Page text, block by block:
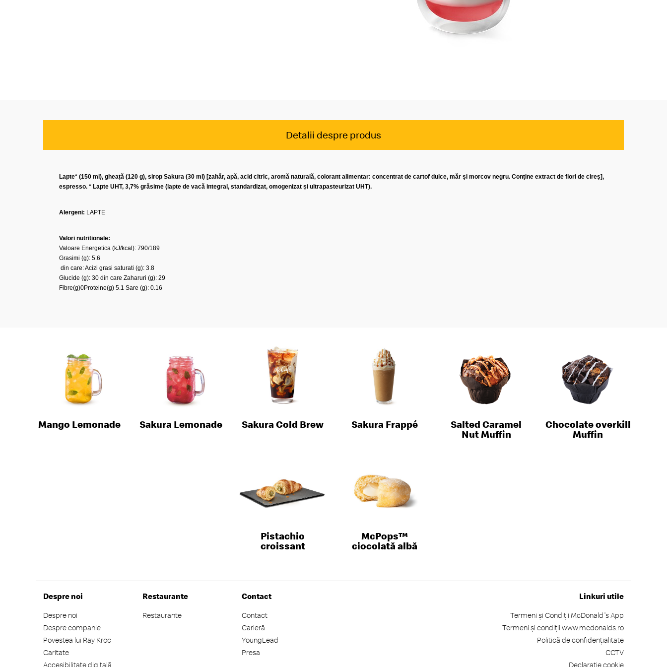
Detalii despre produs
Lapte* (150 ml), gheață (120 g), sirop Sakura (30 ml) [zahăr, apă, acid citric, aromă naturală, colorant alimentar: concentrat de cartof dulce, măr și morcov negru. Conține extract de flori de cireș],
espresso. * Lapte UHT, 3,7% grăsime (lapte de vacă integral, standardizat, omogenizat și ultrapasteurizat UHT).
Alergeni: LAPTE
Valori nutritionale:
Valoare Energetica (kJ/kcal): 790/189
Grasimi (g): 5.6
din care: Acizi grasi saturati (g): 3.8
Glucide (g): 30 din care Zaharuri (g): 29
Fibre(g)0Proteine(g) 5.1 Sare (g): 0.16
Mango Lemonade Sakura Lemonade Sakura Cold Brew Sakura Frappé
Salted Caramel
Nut Muffin
Chocolate overkill
Muffin
Pistachio
croissant
McPops™
ciocolată albă
Despre noi
Despre noi
Despre companie
Povestea lui Ray Kroc
Caritate
Accesibilitate digitală
Restaurante
Restaurante
Contact
Contact
Carieră
YoungLead
Presa
Linkuri utile
Termeni și Condiții McDonald's App
Termeni și condiții www.mcdonalds.ro
Politică de confidențialitate
CCTV
Declarație cookie